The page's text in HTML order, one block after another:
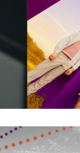
FO...
concert 2021